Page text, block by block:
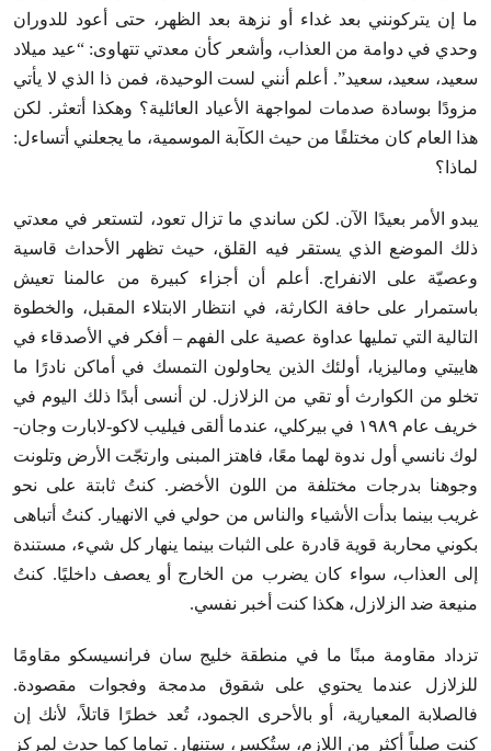
ما إن يتركونني بعد غداء أو نزهة بعد الظهر، حتى أعود للدوران
وحدي في دوامة من العذاب، وأشعر كأن معدتي تتهاوى: “عيد ميلاد
سعيد، سعيد، سعيد”. أعلم أنني لست الوحيدة، فمن ذا الذي لا يأتي
مزودًا بوسادة صدمات لمواجهة الأعياد العائلية؟ وهكذا أتعثر. لكن
هذا العام كان مختلفًا من حيث الكآبة الموسمية، ما يجعلني أتساءل:
لماذا؟
يبدو الأمر بعيدًا الآن. لكن ساندي ما تزال تعود، لتستعر في معدتي
ذلك الموضع الذي يستقر فيه القلق، حيث تظهر الأحداث قاسية
وعصيّة على الانفراج. أعلم أن أجزاء كبيرة من عالمنا تعيش
باستمرار على حافة الكارثة، في انتظار الابتلاء المقبل، والخطوة
التالية التي تمليها عداوة عصية على الفهم – أفكر في الأصدقاء في
هاييتي وماليزيا، أولئك الذين يحاولون التمسك في أماكن نادرًا ما
تخلو من الكوارث أو تقي من الزلازل. لن أنسى أبدًا ذلك اليوم في
خريف عام ١٩٨٩ في بيركلي، عندما ألقى فيليب لاكو-لابارت وجان-
لوك نانسي أول ندوة لهما معًا، فاهتز المبنى وارتجّت الأرض وتلونت
وجوهنا بدرجات مختلفة من اللون الأخضر. كنتُ ثابتة على نحو
غريب بينما بدأت الأشياء والناس من حولي في الانهيار. كنتُ أتباهى
بكوني محاربة قوية قادرة على الثبات بينما ينهار كل شيء، مستندة
إلى العذاب، سواء كان يضرب من الخارج أو يعصف داخليًا. كنتُ
منيعة ضد الزلازل، هكذا كنت أخبر نفسي.
تزداد مقاومة مبنًا ما في منطقة خليج سان فرانسيسكو مقاومًا
للزلازل عندما يحتوي على شقوق مدمجة وفجوات مقصودة.
فالصلابة المعيارية، أو بالأحرى الجمود، تُعد خطرًا قاتلاً، لأنك إن
كنت صلباً أكثر من اللازم، ستُكسر، ستنهار. تماما كما حدث لمركز